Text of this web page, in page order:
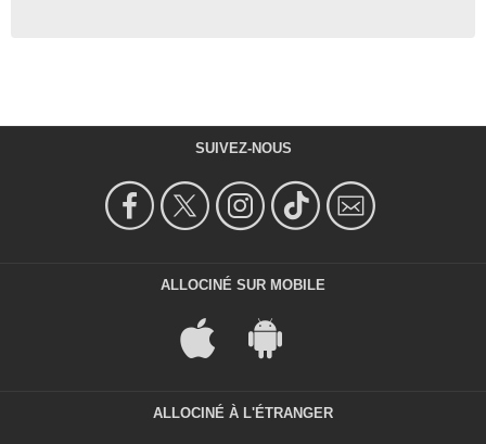
SUIVEZ-NOUS
ALLOCINÉ SUR MOBILE
ALLOCINÉ À L'ÉTRANGER